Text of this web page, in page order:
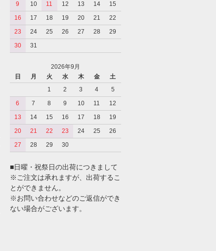
9
10 11 12 13 14
15
16
17 18 19 20 21
22
23
24 25 26 27 28
29
30
31
2026年9月
日
月 火 水 木 金
土
1
2 3 4
5
6
7 8 9 10 11
12
13
14 15 16 17 18
19
20
21 22 23 24 25
26
27
28 29 30
■日曜・祝祭日の出荷につきまして
※ご注文は承れますが、出荷するこ
とができません。
※お問い合わせなどのご返信ができ
ない場合がございます。